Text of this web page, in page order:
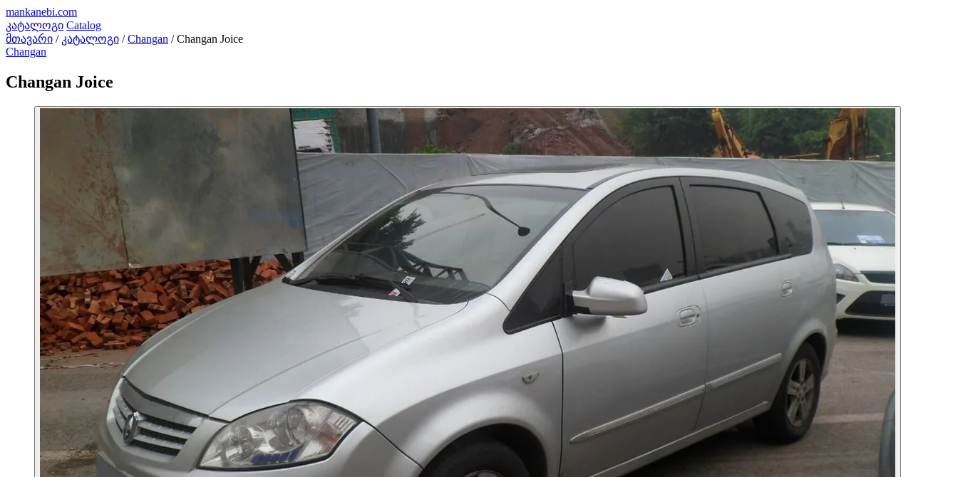
mankanebi.com
კატალოგი Catalog
მთავარი / კატალოგი / Changan / Changan Joice
Changan
Changan Joice